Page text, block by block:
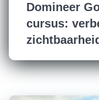
Domineer
cursus: